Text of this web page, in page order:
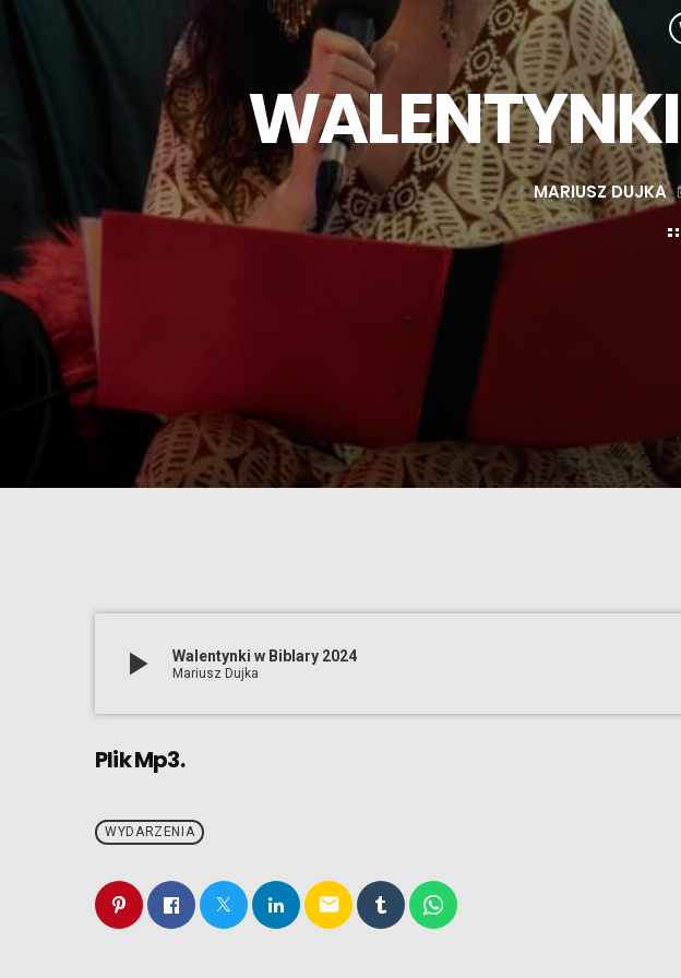
mic MARIUSZ DUJKA
play_arrow Walentynki w Biblary 2024
Mariusz Dujka
Plik Mp3.
WYDARZENIA
email